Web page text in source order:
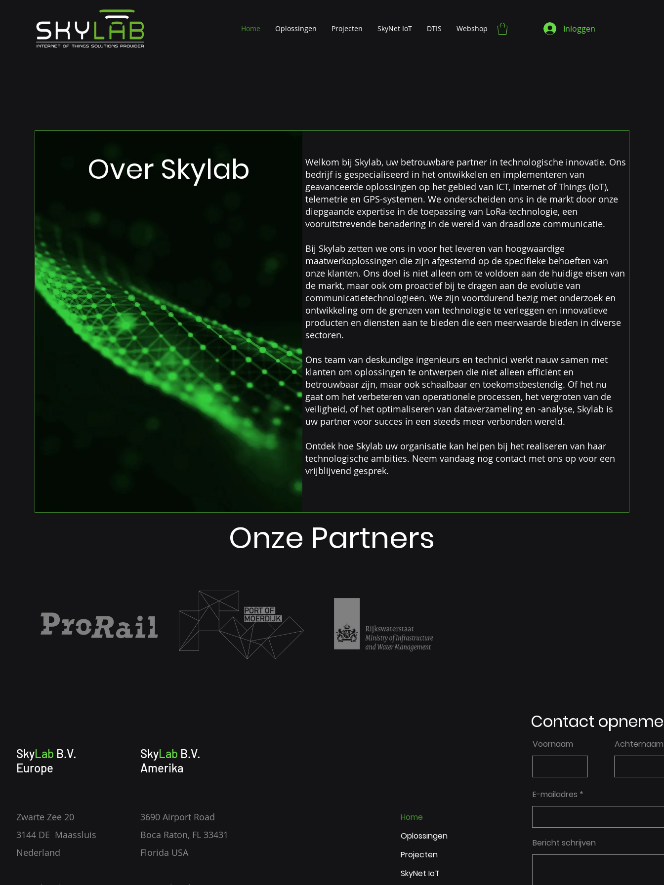
Home Oplossingen Projecten SkyNet IoT DTIS Webshop Inloggen
Over Skylab
Welkom bij Skylab, uw betrouwbare partner in technologische innovatie. Ons
bedrijf is gespecialiseerd in het ontwikkelen en implementeren van
geavanceerde oplossingen op het gebied van ICT, Internet of Things (IoT),
telemetrie en GPS-systemen. We onderscheiden ons in de markt door onze
diepgaande expertise in de toepassing van LoRa-technologie, een
vooruitstrevende benadering in de wereld van draadloze communicatie.
Bij Skylab zetten we ons in voor het leveren van hoogwaardige
maatwerkoplossingen die zijn afgestemd op de specifieke behoeften van
onze klanten. Ons doel is niet alleen om te voldoen aan de huidige eisen van
de markt, maar ook om proactief bij te dragen aan de evolutie van
communicatietechnologieën. We zijn voortdurend bezig met onderzoek en
ontwikkeling om de grenzen van technologie te verleggen en innovatieve
producten en diensten aan te bieden die een meerwaarde bieden in diverse
sectoren.
Ons team van deskundige ingenieurs en technici werkt nauw samen met
klanten om oplossingen te ontwerpen die niet alleen efficiënt en
betrouwbaar zijn, maar ook schaalbaar en toekomstbestendig. Of het nu
gaat om het verbeteren van operationele processen, het vergroten van de
veiligheid, of het optimaliseren van dataverzameling en -analyse, Skylab is
uw partner voor succes in een steeds meer verbonden wereld.
Ontdek hoe Skylab uw organisatie kan helpen bij het realiseren van haar
technologische ambities. Neem vandaag nog contact met ons op voor een
vrijblijvend gesprek.
Onze Partners
SkyLab B.V.
Europe
Zwarte Zee 20
3144 DE Maassluis
Nederland
SkyLab B.V.
Amerika
3690 Airport Road
Boca Raton, FL 33431
Florida USA
Home
Oplossingen
Projecten
SkyNet IoT
Contact
Voornaam Achternaam
E-mailadres
Bericht schrijven